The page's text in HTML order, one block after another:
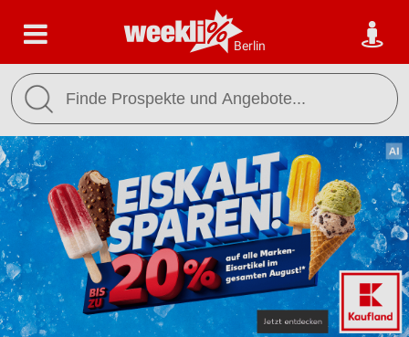
Berlin